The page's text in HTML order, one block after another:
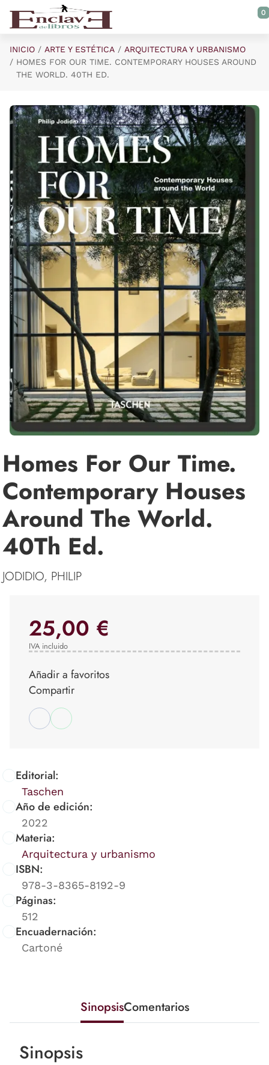
Saltar al contenido principal
0
INICIO ARTE Y ESTÉTICA
ARQUITECTURA Y URBANISMO
HOMES FOR OUR TIME. CONTEMPORARY HOUSES AROUND
THE WORLD. 40TH ED.
Homes For Our Time.
Contemporary Houses
Around The World.
40Th Ed.
JODIDIO, PHILIP
Editorial:
Taschen
Año de edición:
2022
Materia:
Arquitectura y urbanismo
ISBN:
978-3-8365-8192-9
Páginas:
512
Encuadernación:
Cartoné
25,00 €
IVA incluido
Añadir a favoritos
Compartir
SinopsisComentarios
Sinopsis